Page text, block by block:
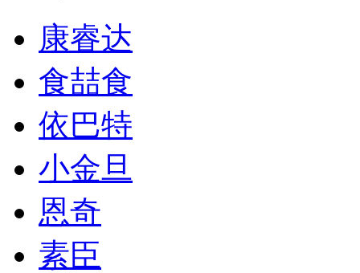
康睿达
食喆食
依巴特
小金旦
恩奇
素臣